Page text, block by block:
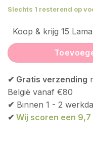
Slechts 1 resterend op
Koop & krijg 15
✔ Gratis verzending
België vanaf €80
✔ Binnen 1 - 2
✔ Wij scoren een 9,7